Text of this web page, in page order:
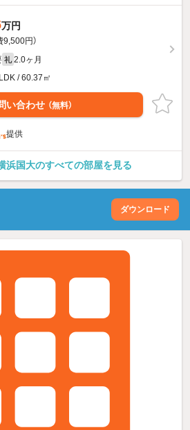
万円
9,500円）
礼 2.0ヶ月
/ 60.37㎡
い合わせ （無料）
提供
浜国大のすべての部屋を見る
ダウンロード